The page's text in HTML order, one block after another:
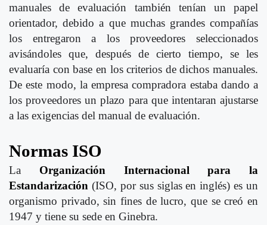
manuales de evaluación también tenían un papel
orientador, debido a que muchas grandes compañías
los entregaron a los proveedores seleccionados
avisándoles que, después de cierto tiempo, se les
evaluaría con base en los criterios de dichos manuales.
De este modo, la empresa compradora estaba dando a
los proveedores un plazo para que intentaran ajustarse
a las exigencias del manual de evaluación.
Normas ISO
La Organización Internacional para la
Estandarización (ISO, por sus siglas en inglés) es un
organismo privado, sin fines de lucro, que se creó en
1947 y tiene su sede en Ginebra.